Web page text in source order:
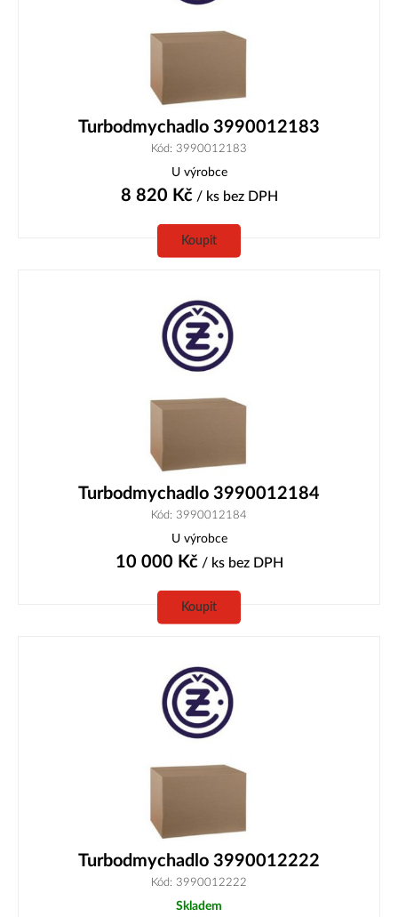
Turbodmychadlo 3990012183
Kód: 3990012183
U výrobce
8 820 Kč/ ks bez DPH
Koupit
Turbodmychadlo 3990012184
Kód: 3990012184
U výrobce
10 000 Kč/ ks bez DPH
Koupit
Turbodmychadlo 3990012222
Kód: 3990012222
Skladem